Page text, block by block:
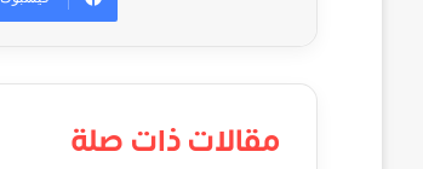
مقالات ذات صلة